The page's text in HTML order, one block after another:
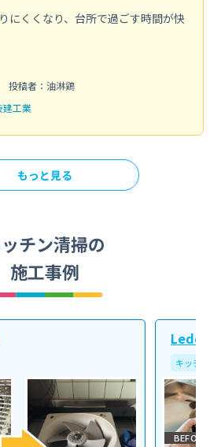
にくくなり、台所で過ごす時間が快
投稿者：油淋鶏
建工業
もっと見る
チン清掃の
施工事例
Ledope
キッチン清
BEFORE